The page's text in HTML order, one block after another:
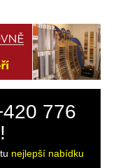
776
nejlepší nabídku